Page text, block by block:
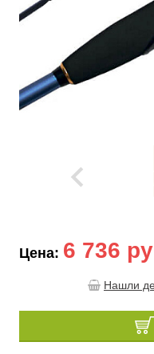
Цена: 6 736
Нашли